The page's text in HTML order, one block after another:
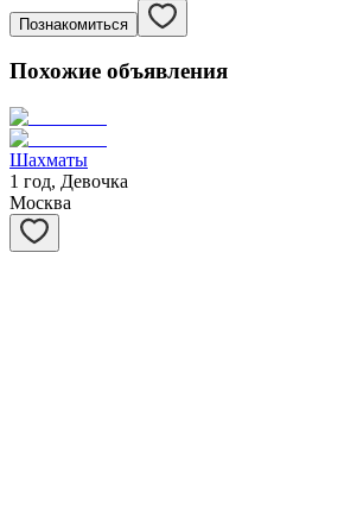
Познакомиться
Похожие объявления
Шахматы
1 год, Девочка
Москва